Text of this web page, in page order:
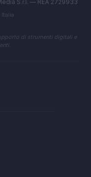
S.r.l. — REA 2729933
di strumenti digitali e